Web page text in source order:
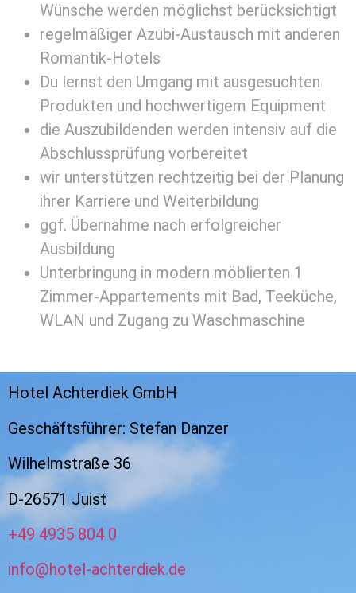
Wünsche werden möglichst berücksichtigt
regelmäßiger Azubi-Austausch mit anderen
Romantik-Hotels
Du lernst den Umgang mit ausgesuchten
Produkten und hochwertigem Equipment
die Auszubildenden werden intensiv auf die
Abschlussprüfung vorbereitet
wir unterstützen rechtzeitig bei der Planung
ihrer Karriere und Weiterbildung
ggf. Übernahme nach erfolgreicher
Ausbildung
Unterbringung in modern möblierten 1
Zimmer-Appartements mit Bad, Teeküche,
WLAN und Zugang zu Waschmaschine
Hotel Achterdiek GmbH
Geschäftsführer: Stefan Danzer
Wilhelmstraße 36
D-26571 Juist
+49 4935 804 0
info@hotel-achterdiek.de